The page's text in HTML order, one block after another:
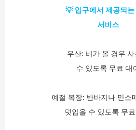
💡 입구에서 제공되는
서비스
우산: 비가 올 경우
수 있도록 무료 대
예절 복장: 반바지나 민소
덧입을 수 있도록 무